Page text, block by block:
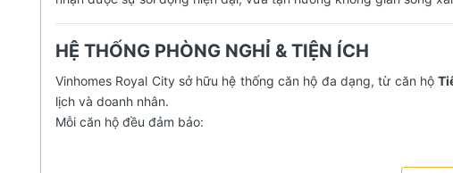
HỆ THỐNG PHÒNG NGHỈ & TIỆN ÍCH
Vinhomes Royal City sở hữu hệ thống căn hộ đa dạng, từ căn hộ
lịch và doanh nhân.
Mỗi căn hộ đều đảm bảo: